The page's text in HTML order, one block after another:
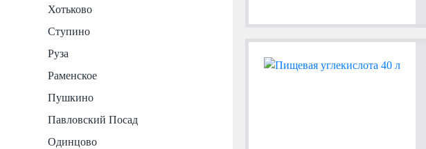
Хотьково
Ступино
Руза
Раменское
Пушкино
Павловский Посад
Одинцово